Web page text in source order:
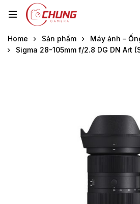
Home Sản phẩm Máy ảnh –
Sigma 28-105mm f/2.8 DG DN Art